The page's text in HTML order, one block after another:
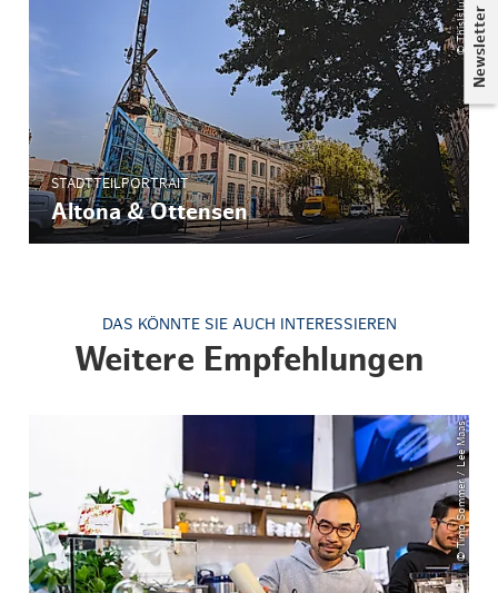
Newsletter
STADTTEILPORTRAIT
Altona & Ottensen
DAS KÖNNTE SIE AUCH INTERESSIEREN
Weitere Empfehlungen
© Timo Sommer / Lee Maas